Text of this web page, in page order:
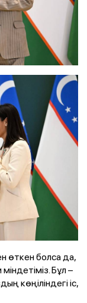
өткен болса да,
Бұл –
көңіліндегі іс,